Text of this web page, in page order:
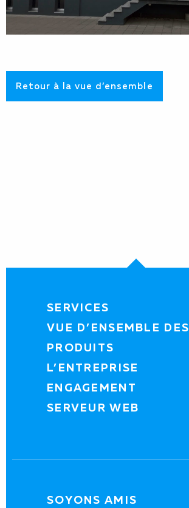
Retour à la vue d’ensemble
SERVICES
VUE D’ENSEMBLE DES
PRODUITS
L’ENTREPRISE
ENGAGEMENT
SERVEUR WEB
SOYONS AMIS